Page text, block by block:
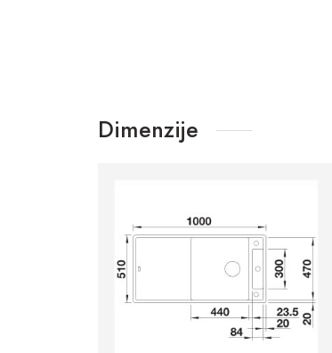
Dimenzije